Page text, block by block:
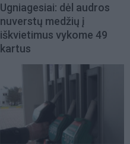
Ugniagesiai: dėl audros
nuverstų medžių į
iškvietimus vykome 49
kartus